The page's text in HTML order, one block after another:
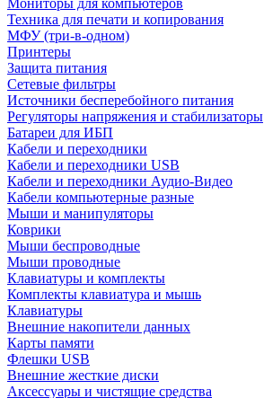
Мониторы для компьютеров
Техника для печати и копирования
МФУ (три-в-одном)
Принтеры
Защита питания
Сетевые фильтры
Источники бесперебойного питания
Регуляторы напряжения и стабилизаторы
Батареи для ИБП
Кабели и переходники
Кабели и переходники USB
Кабели и переходники Аудио-Видео
Кабели компьютерные разные
Мыши и манипуляторы
Коврики
Мыши беспроводные
Мыши проводные
Клавиатуры и комплекты
Комплекты клавиатура и мышь
Клавиатуры
Внешние накопители данных
Карты памяти
Флешки USB
Внешние жесткие диски
Аксессуары и чистящие средства